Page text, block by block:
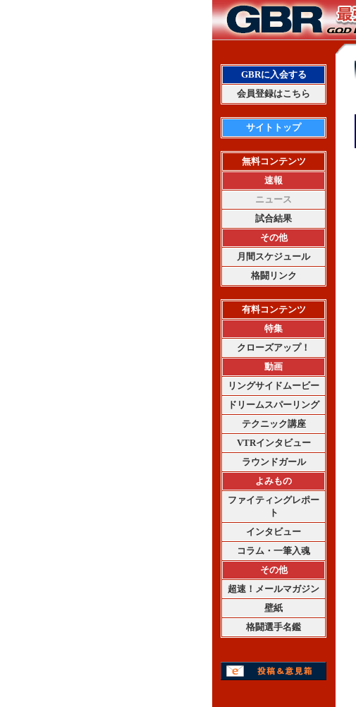
GBRに入会する
会員登録はこちら
サイトトップ
無料コンテンツ
速報
ニュース
試合結果
その他
月間スケジュール
格闘リンク
有料コンテンツ
特集
クローズアップ！
動画
リングサイドムービー
ドリームスパーリング
テクニック講座
VTRインタビュー
ラウンドガール
よみもの
ファイティングレポー
ト
インタビュー
コラム・一筆入魂
その他
超速！メールマガジン
壁紙
格闘選手名鑑